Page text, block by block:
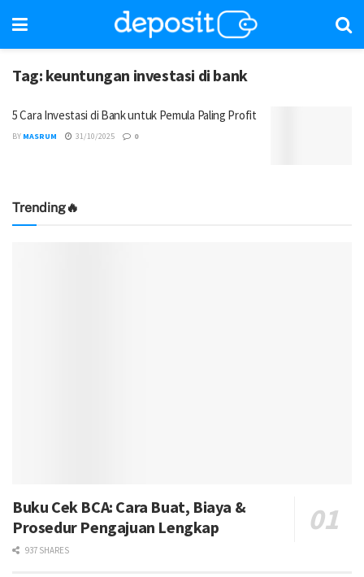
Tag: keuntungan investasi di bank
5 Cara Investasi di Bank untuk Pemula Paling Profit
BY MASRUM 31/10/2025 0
Trending🔥
Buku Cek BCA: Cara Buat, Biaya &
Prosedur Pengajuan Lengkap
937 SHARES